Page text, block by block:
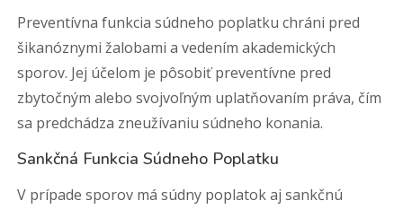
Preventívna funkcia súdneho poplatku chráni pred
šikanóznymi žalobami a vedením akademických
sporov. Jej účelom je pôsobiť preventívne pred
zbytočným alebo svojvoľným uplatňovaním práva, čím
sa predchádza zneužívaniu súdneho konania.
Sankčná Funkcia Súdneho Poplatku
V prípade sporov má súdny poplatok aj sankčnú